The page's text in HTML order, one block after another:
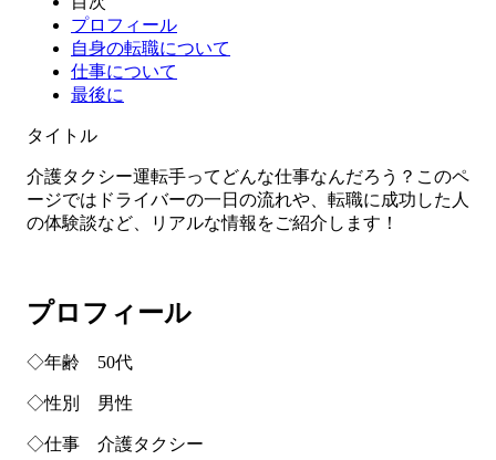
プロフィール
自身の転職について
仕事について
最後に
タイトル
介護タクシー運転手ってどんな仕事なんだろう？このペ
ージではドライバーの一日の流れや、転職に成功した人
の体験談など、リアルな情報をご紹介します！
プロフィール
◇年齢 50代
◇性別 男性
◇仕事 介護タクシー